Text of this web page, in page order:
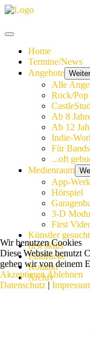
Home
Termine/News
Angebote
Alle
Rock/Pop
Ab 8
Ab 12
Indie-
Für Bands
...oft
Medienraum
App-
Hörspiel
3-D
First
Künstler gesucht
first skills
Eindrücke
Kontakt
Archiv
Wir benutzen Cookies
Diese Website benutzt
gehen wir von deinem
AkzeptierenAblehnen
Datenschutz |